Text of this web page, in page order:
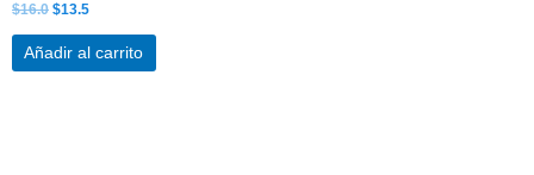
$16.0 $13.5
Añadir al carrito